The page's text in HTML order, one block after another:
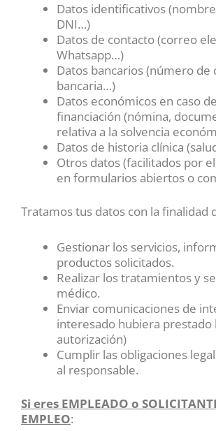
Datos identificativos
DNI…)
Datos de contacto (correo
Whatsapp…)
Datos bancarios (número de
bancaria…)
Datos económicos en caso
financiación (nómina,
relativa a la solvencia
Datos de historia clínica
Otros datos (facilitados por
en formularios abiertos o
Tratamos tus datos con la finalidad
Gestionar los servicios,
productos solicitados.
Realizar los tratamientos y
médico.
Enviar comunicaciones de
interesado hubiera prestado
autorización)
Cumplir las obligaciones
al responsable.
Si eres EMPLEADO o
EMPLEO: